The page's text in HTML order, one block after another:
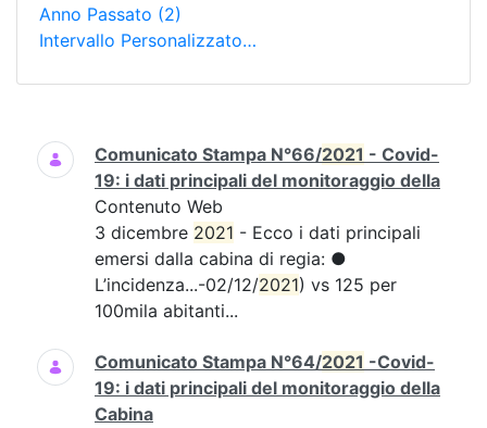
Anno Passato (2)
Intervallo Personalizzato…
Ricerca
Comunicato Stampa N°66/2021 - Covid-
19: i dati principali del monitoraggio della
Contenuto Web
3 dicembre 2021 - Ecco i dati principali
emersi dalla cabina di regia: ●
L’incidenza...-02/12/2021) vs 125 per
100mila abitanti...
Comunicato Stampa N°64/2021 -Covid-
19: i dati principali del monitoraggio della
Cabina